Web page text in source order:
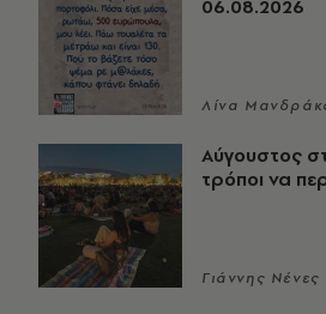
06.08.2026
Λίνα
Αύγουστος
τρόποι να
Γιάννης Νένες